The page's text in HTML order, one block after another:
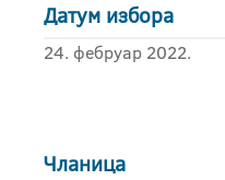
Датум избора
24. фебруар 2022.
Чланица